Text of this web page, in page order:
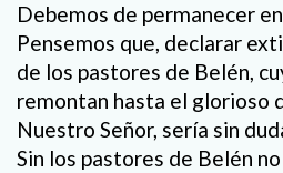
Debemos de permanecer
Pensemos que, declarar
de los pastores de Belén,
remontan hasta el glorioso
Nuestro Señor, sería sin
Sin los pastores de Belén